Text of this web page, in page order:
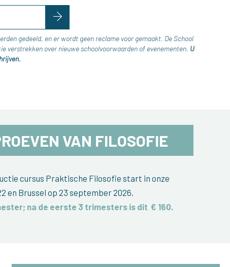
gedeeld, en er wordt geen reclame voor gemaakt. De School
verstrekken over nieuwe schoolvoorwaarden of evenementen. U
VAN FILOSOFIE
cursus Praktische Filosofie start in onze
en Brussel op 23 september 2026.
na de eerste 3 trimesters is dit € 160.